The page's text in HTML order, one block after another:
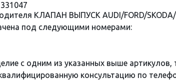
КЛАПАН ВЫПУСК AUDI/FORD/
под следующими номерами:
с одним из указанных выше
консультацию по